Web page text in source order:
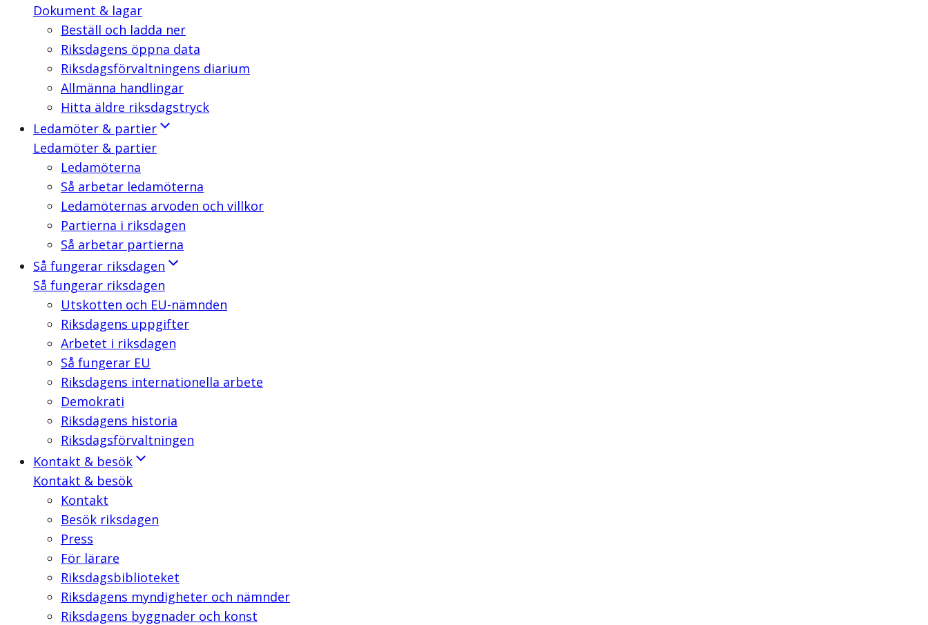
Dokument & lagar
Beställ och ladda ner
Riksdagens öppna data
Riksdagsförvaltningens diarium
Allmänna handlingar
Hitta äldre riksdagstryck
Ledamöter & partier
Ledamöter & partier
Ledamöterna
Så arbetar ledamöterna
Ledamöternas arvoden och villkor
Partierna i riksdagen
Så arbetar partierna
Så fungerar riksdagen
Så fungerar riksdagen
Utskotten och EU-nämnden
Riksdagens uppgifter
Arbetet i riksdagen
Så fungerar EU
Riksdagens internationella arbete
Demokrati
Riksdagens historia
Riksdagsförvaltningen
Kontakt & besök
Kontakt & besök
Kontakt
Besök riksdagen
Press
För lärare
Riksdagsbiblioteket
Riksdagens myndigheter och nämnder
Riksdagens byggnader och konst